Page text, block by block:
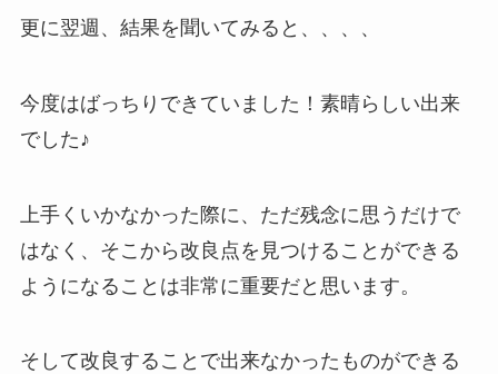
更に翌週、結果を聞いてみると、、、、
今度はばっちりできていました！素晴らしい出来
でした♪
上手くいかなかった際に、ただ残念に思うだけで
はなく、そこから改良点を見つけることができる
ようになることは非常に重要だと思います。
そして改良することで出来なかったものができる